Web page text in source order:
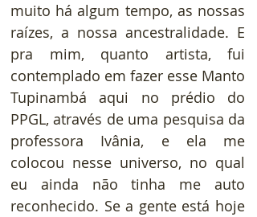
muito há algum tempo, as nossas
raízes, a nossa ancestralidade. E
pra mim, quanto artista, fui
contemplado em fazer esse Manto
Tupinambá aqui no prédio do
PPGL, através de uma pesquisa da
professora Ivânia, e ela me
colocou nesse universo, no qual
eu ainda não tinha me auto
reconhecido. Se a gente está hoje